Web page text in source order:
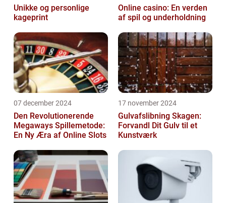
Unikke og personlige
kageprint
Online casino: En verden
af spil og underholdning
07 december 2024
Den Revolutionerende
Megaways Spillemetode:
En Ny Æra af Online Slots
17 november 2024
Gulvafslibning Skagen:
Forvandl Dit Gulv til et
Kunstværk